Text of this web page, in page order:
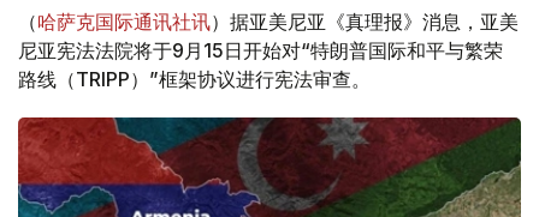
（哈萨克国际通讯社讯）据亚美尼亚《真理报》消息，亚美
尼亚宪法法院将于9月15日开始对“特朗普国际和平与繁荣
路线（TRIPP）”框架协议进行宪法审查。